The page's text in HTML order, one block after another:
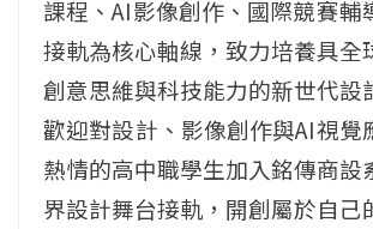
課程、AI影像創作、國際競賽輔
接軌為核心軸線，致力培養具全
創意思維與科技能力的新世代設
歡迎對設計、影像創作與AI視覺
熱情的高中職學生加入銘傳商設
界設計舞台接軌，開創屬於自己